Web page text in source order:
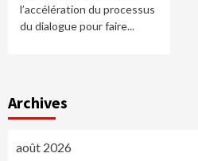
l’accélération du processus
du dialogue pour faire...
Archives
août 2026